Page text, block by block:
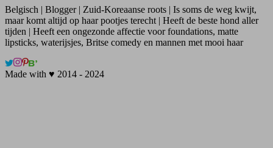
Belgisch | Blogger | Zuid-Koreaanse roots | Is soms de weg kwijt,
maar komt altijd op haar pootjes terecht | Heeft de beste hond aller
tijden | Heeft een ongezonde affectie voor foundations, matte
lipsticks, waterijsjes, Britse comedy en mannen met mooi haar
Made with ♥ 2014 - 2024